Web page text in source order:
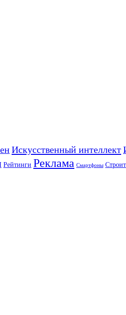
Искусственный интеллект
Рейтинги Реклама Смартфоны